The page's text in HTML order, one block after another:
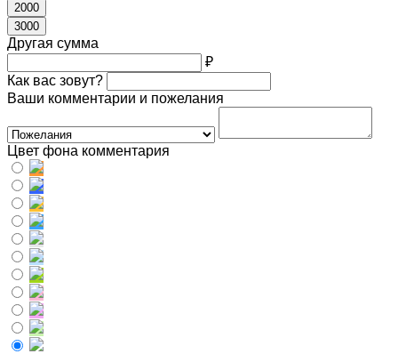
2000
3000
Другая сумма
₽
Как вас зовут?
Ваши комментарии и пожелания
Цвет фона комментария